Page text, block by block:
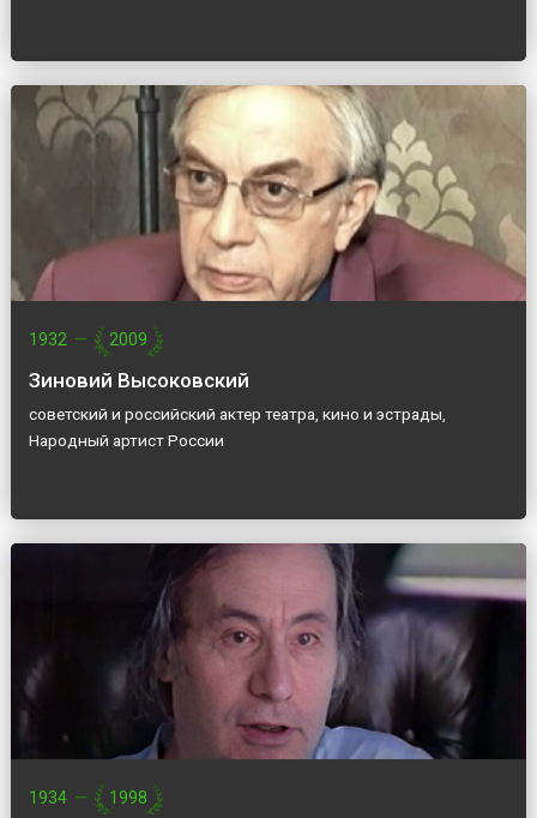
1932 — 2009
Зиновий Высоковский
советский и российский актер театра, кино и эстрады,
Народный артист России
1934 — 1998